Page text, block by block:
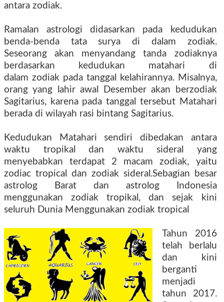
antara zodiak.
Ramalan astrologi didasarkan pada kedudukan
benda-benda tata surya di dalam zodiak.
Seseorang akan menyandang tanda zodiaknya
berdasarkan kedudukan matahari di
dalam zodiak pada tanggal kelahirannya. Misalnya,
orang yang lahir awal Desember akan berzodiak
Sagitarius, karena pada tanggal tersebut Matahari
berada di wilayah rasi bintang Sagitarius.
Kedudukan Matahari sendiri dibedakan antara
waktu tropikal dan waktu sideral yang
menyebabkan terdapat 2 macam zodiak, yaitu
zodiac tropical dan zodiak sideral.Sebagian besar
astrolog Barat dan astrolog Indonesia
menggunakan zodiak tropikal, dan sejak kini
seluruh Dunia Menggunakan zodiak tropical
Tahun 2016
telah berlalu
dan kini
berganti
menjadi
tahun 2017.